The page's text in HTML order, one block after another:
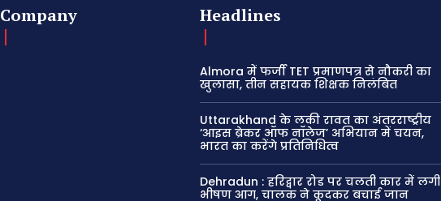
Company Headlines
Almora में फर्जी TET प्रमाणपत्र से नौकरी का
खुलासा, तीन सहायक शिक्षक निलंबित
Uttarakhand के लकी रावत का अंतरराष्ट्रीय
‘आइस ब्रेकर ऑफ नॉलेज’ अभियान में चयन,
भारत का करेंगे प्रतिनिधित्व
Dehradun : हरिद्वार रोड पर चलती कार में लगी
भीषण आग, चालक ने कूदकर बचाई जान